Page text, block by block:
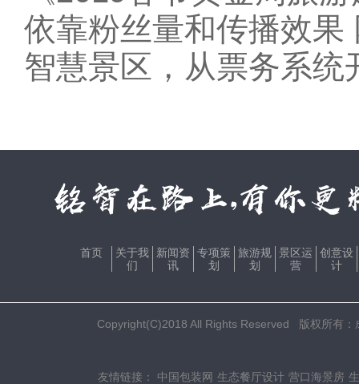
依靠粉丝量和传播效果
智慧景区，从票务系统
首页
关于我
们
新闻资
讯
专项策
划
旅游规
划
景区运
营
创意设
计
Copyright(C)2018 All Rights Reserved 版权所有
友情链接： 中国包装网 生态餐厅设计 营口海景房